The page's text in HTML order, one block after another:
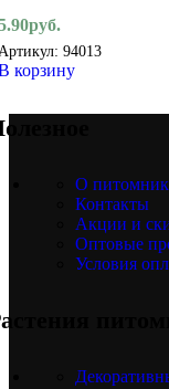
руб.
94013
корзину
О
Контакты
Акции и
Оптовые
Условия